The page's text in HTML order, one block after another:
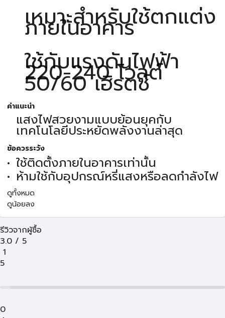
เหมาะสำหรับใช้ตกแต่ง
ภายในอาคาร
ใช้กับแรงดันไฟฟ้า
220-240 โวลต์
50/60 เฮิรตซ์
คำแนะนำ
แสงไฟสวยงามแบบย้อนยุคกับ
เทคโนโลยีประหยัดพลังงานล่าสุด
ข้อควรระวัง
ใช้ติดตั้งภายในอาคารเท่านั้น
ห้ามใช้กับอุปกรณ์หรี่แสงหรือลดกำลังไฟ
ดูทั้งหมด
ดูน้อยลง
รีวิวจากผู้ซื้อ
3.0 / 5
1
5
0